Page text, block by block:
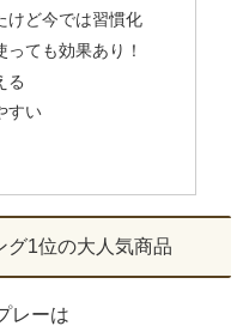
けど今では習慣化
ても効果あり！
る
すい
グ1位の大人気商品
レーは